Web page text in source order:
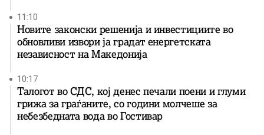
11:10
Новите законски решенија и инвестициите во
обновливи извори ја градат енергетската
независност на Македонија
10:17
Талогот во СДС, кој денес печали поени и глуми
грижа за граѓаните, со години молчеше за
небезбедната вода во Гостивар